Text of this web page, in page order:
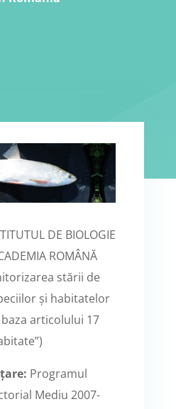
DE BIOLOGIE
ROMÂNĂ
stării de
și habitatelor
articolului 17
Programul
Mediu 2007-